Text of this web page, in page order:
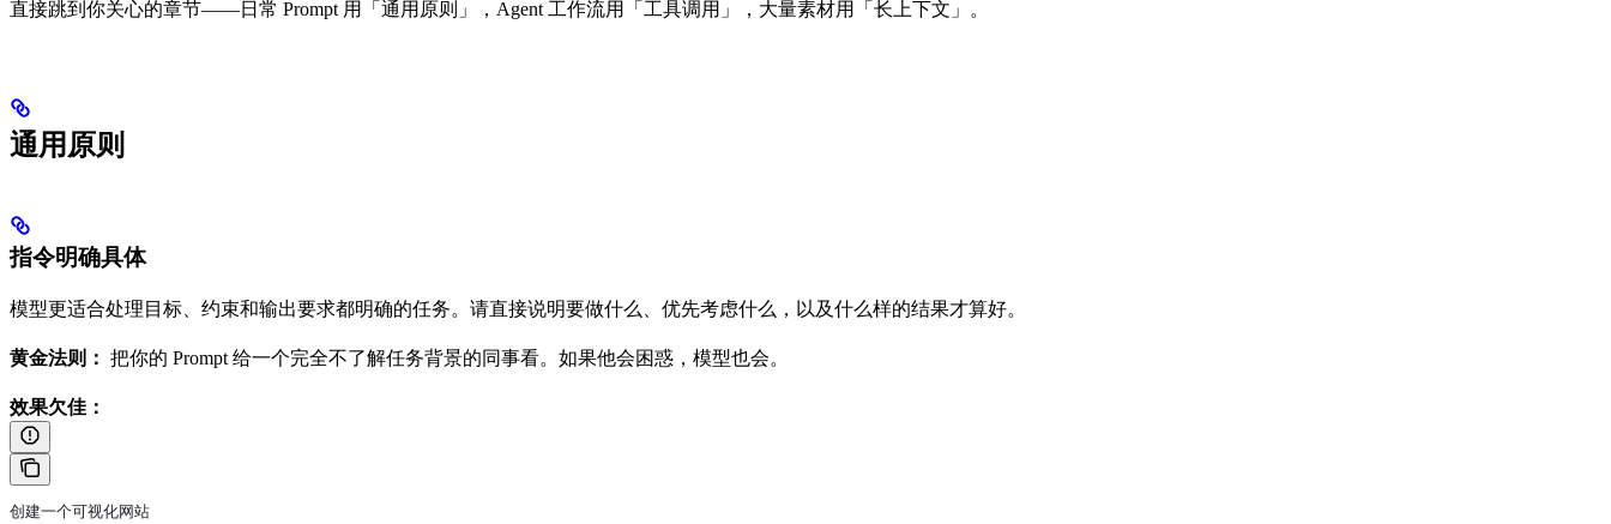
直接跳到你关心的章节——日常 Prompt 用「通用原则」，Agent 工作流用「工具调用」，大量素材用「长上下文」。
通用原则
指令明确具体
模型更适合处理目标、约束和输出要求都明确的任务。请直接说明要做什么、优先考虑什么，以及什么样的结果才算好。
黄金法则： 把你的 Prompt 给一个完全不了解任务背景的同事看。如果他会困惑，模型也会。
效果欠佳：
创建一个可视化网站